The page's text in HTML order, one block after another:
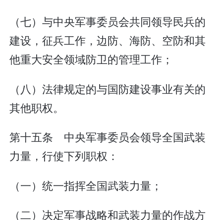
（七）与中央军事委员会共同领导民兵的
建设，征兵工作，边防、海防、空防和其
他重大安全领域防卫的管理工作；
（八）法律规定的与国防建设事业有关的
其他职权。
第十五条 中央军事委员会领导全国武装
力量，行使下列职权：
（一）统一指挥全国武装力量；
（二）决定军事战略和武装力量的作战方